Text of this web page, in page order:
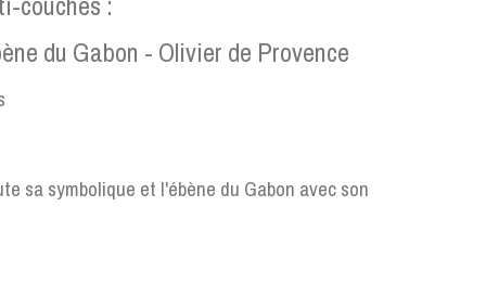
du Gabon - Olivier de Provence
sa symbolique et l'ébène du Gabon avec son